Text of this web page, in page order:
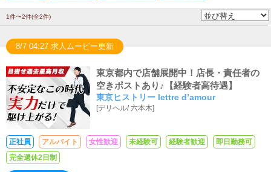
1件〜2件(全2件)
8/7 04:27 求人ムービー更新
東京都内で店舗展開中！店長・責任者の
空きポストあり♪【経験者高待遇】
東京ヒストリー lettre d’amour
[デリヘル/六本木]
正社員 アルバイト 女性歓迎 未経験可 経験者歓迎
即日勤務可
完全週休2日制